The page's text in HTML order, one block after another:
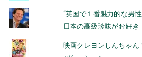
“英国で１番魅力的な男
日本の高級珍味がお好き
映画クレヨンしんちゃん